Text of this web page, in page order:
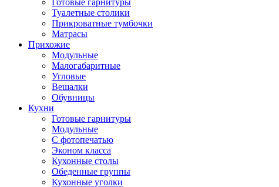
Готовые гарнитуры
Туалетные столики
Прикроватные тумбочки
Матрасы
Прихожие
Модульные
Малогабаритные
Угловые
Вешалки
Обувницы
Кухни
Готовые гарнитуры
Модульные
С фотопечатью
Эконом класса
Кухонные столы
Обеденные группы
Кухонные уголки